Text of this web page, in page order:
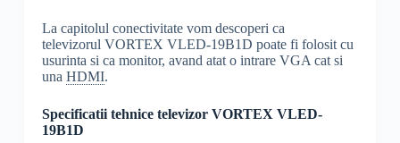
La capitolul conectivitate vom descoperi ca
televizorul VORTEX VLED-19B1D poate fi folosit cu
usurinta si ca monitor, avand atat o intrare VGA cat si
una HDMI.
Specificatii tehnice televizor VORTEX VLED-
19B1D